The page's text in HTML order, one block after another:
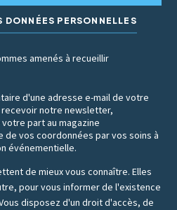
PERSONNELLES
amenés à recueillir
d'une adresse e-mail de votre
notre newsletter,
part au magazine
de vos coordonnées par vos soins à
événementielle.
de mieux vous connaître. Elles
pour vous informer de l'existence
disposez d'un droit d'accès, de